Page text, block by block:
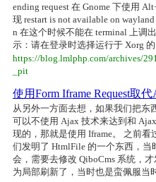
ending request 在 Gnome 下使用
现 restart is not available on
n 在这个时候不能在 terminal 上调
示：请在登录时选择运行于 Xorg 的
https://blog.lmlphp.com/archives/
_pit
使用Form Iframe Request取
从另外一方面去想，如果我们把东
可以不使用 Ajax 技术来达到和
现的，那就是使用 Iframe。 之前看
们发明了 HtmlFile 的一个东西，
会，需要去修改 QiboCms 系统，
为局部刷新了，当时也是蛮佩服当